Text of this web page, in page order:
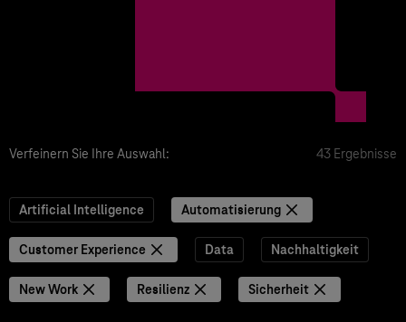
Verfeinern Sie Ihre Auswahl: 43 Ergebnisse
Artificial Intelligence Automatisierung
Customer Experience Data Nachhaltigkeit
New Work Resilienz Sicherheit